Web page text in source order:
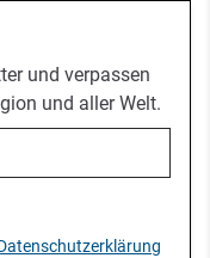
und verpassen
und aller Welt.